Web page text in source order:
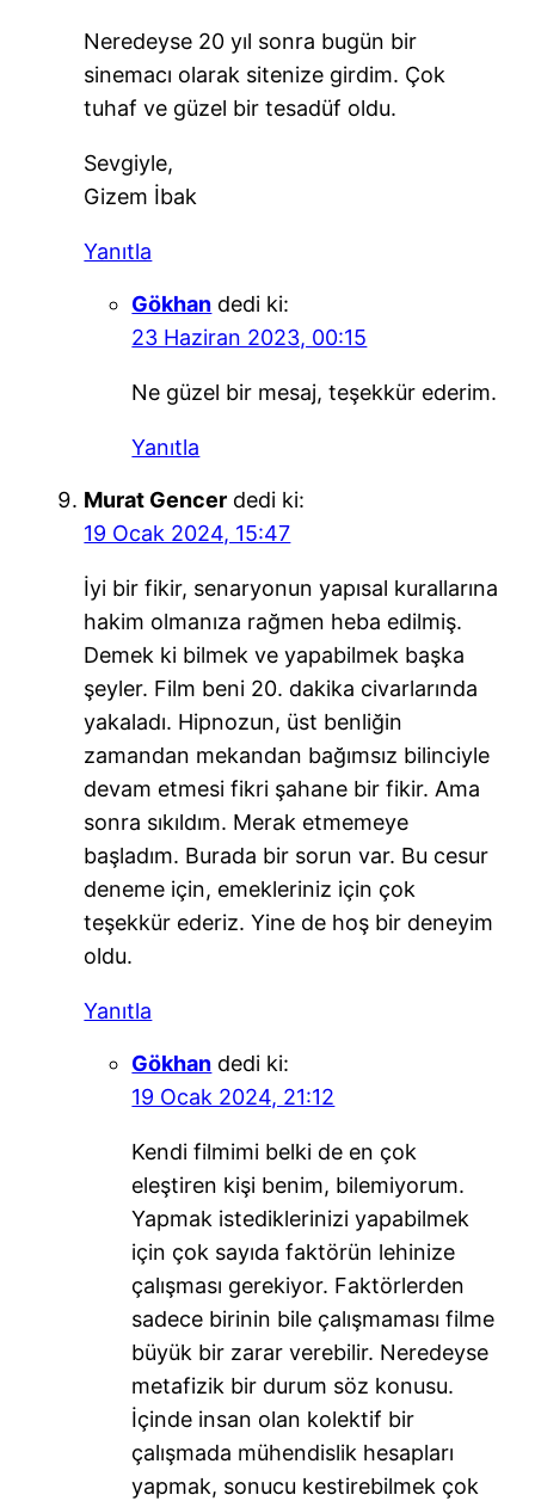
Neredeyse 20 yıl sonra bugün bir
sinemacı olarak sitenize girdim. Çok
tuhaf ve güzel bir tesadüf oldu.
Sevgiyle,
Gizem İbak
Yanıtla
Gökhan dedi ki:
23 Haziran 2023, 00:15
Ne güzel bir mesaj, teşekkür ederim.
Yanıtla
Murat Gencer dedi ki:
19 Ocak 2024, 15:47
İyi bir fikir, senaryonun yapısal kurallarına
hakim olmanıza rağmen heba edilmiş.
Demek ki bilmek ve yapabilmek başka
şeyler. Film beni 20. dakika civarlarında
yakaladı. Hipnozun, üst benliğin
zamandan mekandan bağımsız bilinciyle
devam etmesi fikri şahane bir fikir. Ama
sonra sıkıldım. Merak etmemeye
başladım. Burada bir sorun var. Bu cesur
deneme için, emekleriniz için çok
teşekkür ederiz. Yine de hoş bir deneyim
oldu.
Yanıtla
Gökhan dedi ki:
19 Ocak 2024, 21:12
Kendi filmimi belki de en çok
eleştiren kişi benim, bilemiyorum.
Yapmak istediklerinizi yapabilmek
için çok sayıda faktörün lehinize
çalışması gerekiyor. Faktörlerden
sadece birinin bile çalışmaması filme
büyük bir zarar verebilir. Neredeyse
metafizik bir durum söz konusu.
İçinde insan olan kolektif bir
çalışmada mühendislik hesapları
yapmak, sonucu kestirebilmek çok